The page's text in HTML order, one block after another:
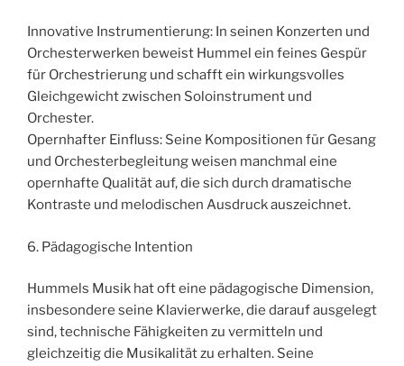
Innovative Instrumentierung: In seinen Konzerten und
Orchesterwerken beweist Hummel ein feines Gespür
für Orchestrierung und schafft ein wirkungsvolles
Gleichgewicht zwischen Soloinstrument und
Orchester.
Opernhafter Einfluss: Seine Kompositionen für Gesang
und Orchesterbegleitung weisen manchmal eine
opernhafte Qualität auf, die sich durch dramatische
Kontraste und melodischen Ausdruck auszeichnet.
6. Pädagogische Intention
Hummels Musik hat oft eine pädagogische Dimension,
insbesondere seine Klavierwerke, die darauf ausgelegt
sind, technische Fähigkeiten zu vermitteln und
gleichzeitig die Musikalität zu erhalten. Seine